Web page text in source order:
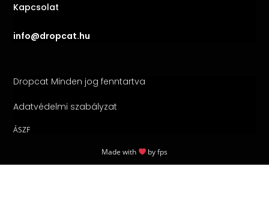
Kapcsolat
info@dropcat.hu
Dropcat Minden jog fenntartva
Adatvédelmi szabályzat
ÁSZF
Made with byfps